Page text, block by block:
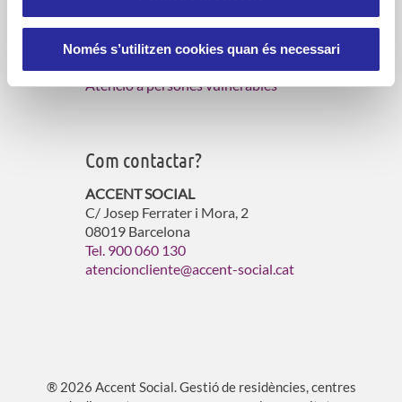
Només s’utilitzen cookies quan és necessari
Serveis d’atenció domiciliària
Gestió de residències per a gent gran
Atenció a persones vulnerables
Com contactar?
ACCENT SOCIAL
C/ Josep Ferrater i Mora, 2
08019 Barcelona
Tel. 900 060 130
atencioncliente@accent-social.cat
® 2026 Accent Social. Gestió de residències, centres